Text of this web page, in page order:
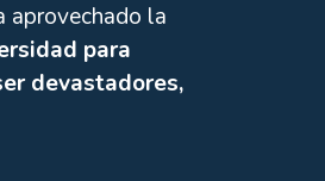
aprovechado la
para
devastadores,